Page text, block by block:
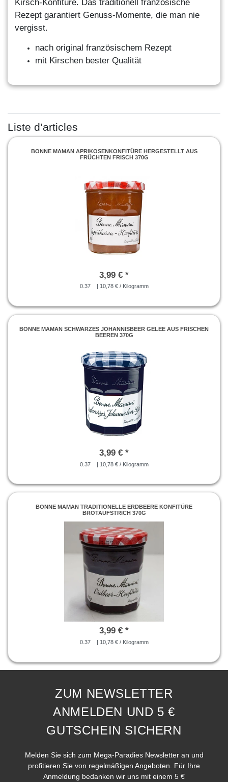
Kirsch-Konfitüre. Das traditionell französische
Rezept garantiert Genuss-Momente, die man nie
vergisst.
nach original französischem Rezept
mit Kirschen bester Qualität
Liste d’articles
BONNE MAMAN APRIKOSENKONFITÜRE HERGESTELLT AUS
FRÜCHTEN FRISCH 370G
3,99 € *
0.37 | 10,78 € / Kilogramm
BONNE MAMAN SCHWARZES JOHANNISBEER GELEE AUS FRISCHEN
BEEREN 370G
3,99 € *
0.37 | 10,78 € / Kilogramm
BONNE MAMAN TRADITIONELLE ERDBEERE KONFITÜRE
BROTAUFSTRICH 370G
3,99 € *
0.37 | 10,78 € / Kilogramm
ZUM NEWSLETTER
ANMELDEN UND 5 €
GUTSCHEIN SICHERN
Melden Sie sich zum Mega-Paradies Newsletter an und
profitieren Sie von regelmäßigen Angeboten. Für Ihre
Anmeldung bedanken wir uns mit einem 5 €